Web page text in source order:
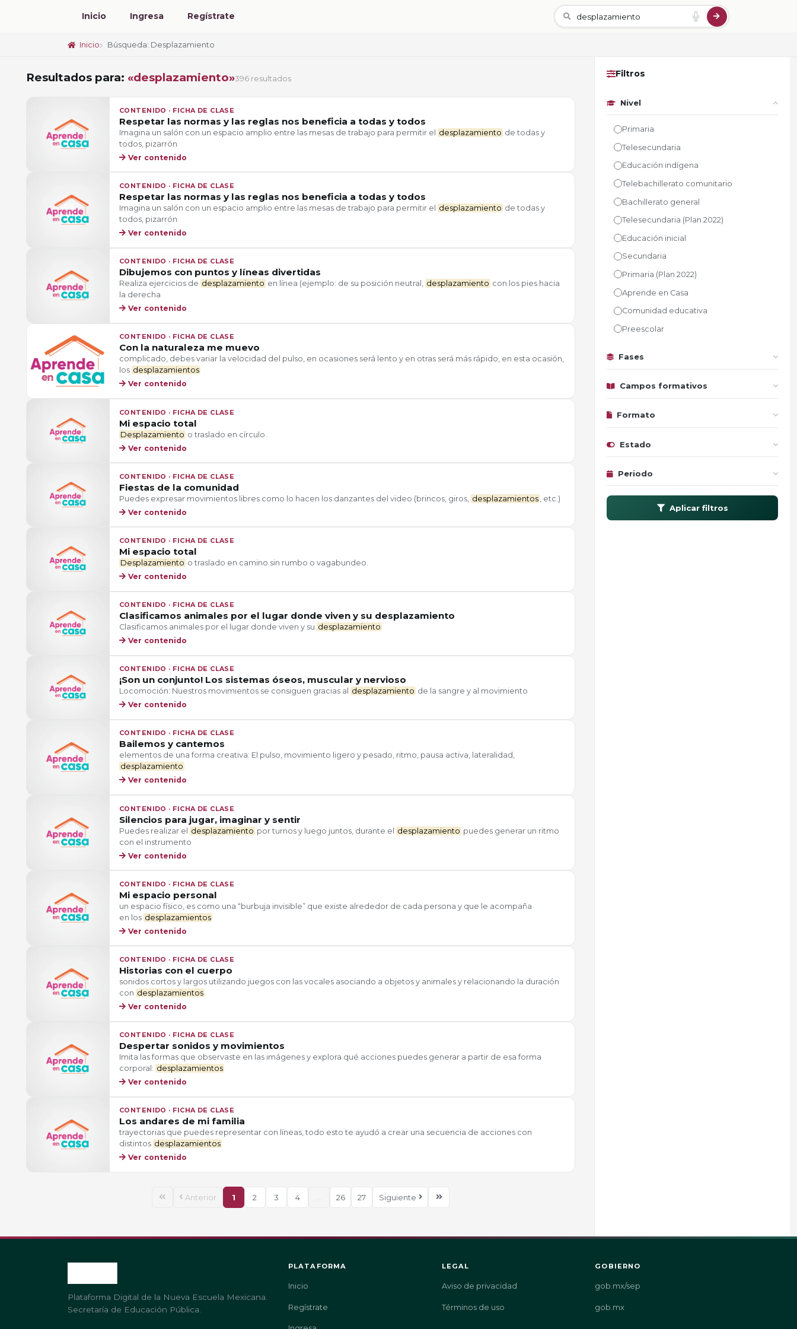
Inicio Ingresa Regístrate
Inicio Búsqueda: Desplazamiento
Resultados para: «desplazamiento»396 resultados
CONTENIDO · FICHA DE CLASE
Respetar las normas y las reglas nos beneficia a todas y todos
Imagina un salón con un espacio amplio entre las mesas de trabajo para permitir el desplazamiento de todas y
todos, pizarrón
Ver contenido
CONTENIDO · FICHA DE CLASE
Respetar las normas y las reglas nos beneficia a todas y todos
Imagina un salón con un espacio amplio entre las mesas de trabajo para permitir el desplazamiento de todas y
todos, pizarrón
Ver contenido
CONTENIDO · FICHA DE CLASE
Dibujemos con puntos y líneas divertidas
Realiza ejercicios de desplazamiento en línea (ejemplo: de su posición neutral, desplazamiento con los pies hacia
la derecha
Ver contenido
CONTENIDO · FICHA DE CLASE
Con la naturaleza me muevo
complicado, debes variar la velocidad del pulso, en ocasiones será lento y en otras será más rápido, en esta ocasión,
los desplazamientos
Ver contenido
CONTENIDO · FICHA DE CLASE
Mi espacio total
Desplazamiento o traslado en círculo.
Ver contenido
CONTENIDO · FICHA DE CLASE
Fiestas de la comunidad
Puedes expresar movimientos libres como lo hacen los danzantes del video (brincos, giros, desplazamientos , etc.)
Ver contenido
CONTENIDO · FICHA DE CLASE
Mi espacio total
Desplazamiento o traslado en camino sin rumbo o vagabundeo.
Ver contenido
CONTENIDO · FICHA DE CLASE
Clasificamos animales por el lugar donde viven y su desplazamiento
Clasificamos animales por el lugar donde viven y su desplazamiento
Ver contenido
CONTENIDO · FICHA DE CLASE
¡Son un conjunto! Los sistemas óseos, muscular y nervioso
Locomoción: Nuestros movimientos se consiguen gracias al desplazamiento de la sangre y al movimiento
Ver contenido
CONTENIDO · FICHA DE CLASE
Bailemos y cantemos
elementos de una forma creativa: El pulso, movimiento ligero y pesado, ritmo, pausa activa, lateralidad,
desplazamiento
Ver contenido
CONTENIDO · FICHA DE CLASE
Silencios para jugar, imaginar y sentir
Puedes realizar el desplazamiento por turnos y luego juntos, durante el desplazamiento puedes generar un ritmo
con el instrumento
Ver contenido
CONTENIDO · FICHA DE CLASE
Mi espacio personal
un espacio físico, es como una “burbuja invisible” que existe alrededor de cada persona y que le acompaña
en los desplazamientos
Ver contenido
CONTENIDO · FICHA DE CLASE
Historias con el cuerpo
sonidos cortos y largos utilizando juegos con las vocales asociando a objetos y animales y relacionando la duración
con desplazamientos
Ver contenido
CONTENIDO · FICHA DE CLASE
Despertar sonidos y movimientos
Imita las formas que observaste en las imágenes y explora qué acciones puedes generar a partir de esa forma
corporal: desplazamientos
Ver contenido
CONTENIDO · FICHA DE CLASE
Los andares de mi familia
trayectorias que puedes representar con líneas, todo esto te ayudó a crear una secuencia de acciones con
distintos desplazamientos
Ver contenido
Anterior 1 2 3 4 26 27 Siguiente
Filtros
Nivel
Primaria
Telesecundaria
Educación indígena
Telebachillerato comunitario
Bachillerato general
Telesecundaria (Plan 2022)
Educación inicial
Secundaria
Primaria (Plan 2022)
Aprende en Casa
Comunidad educativa
Preescolar
Fases
Campos formativos
Formato
Estado
Periodo
Aplicar filtros
Plataforma Digital de la Nueva Escuela Mexicana.
Secretaría de Educación Pública.
PLATAFORMA
Inicio
Regístrate
LEGAL
Aviso de privacidad
Términos de uso
GOBIERNO
gob.mx/sep
gob.mx